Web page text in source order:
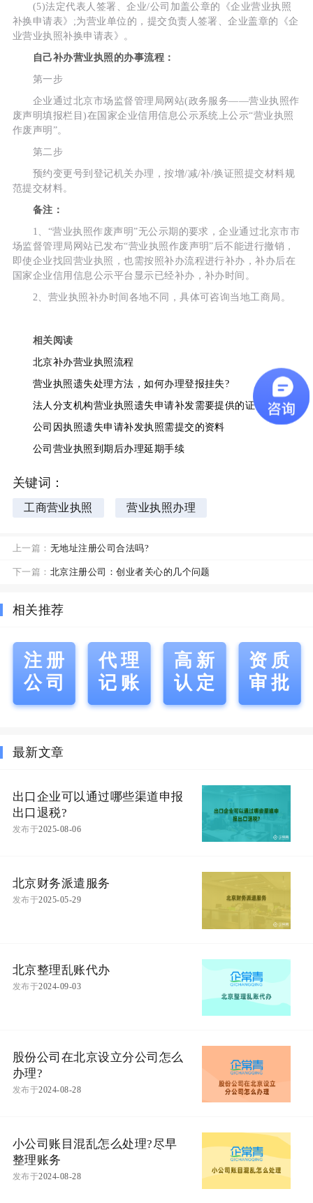
(5)法定代表人签署、企业/公司加盖公章的《企业营业执照
补换申请表》;为营业单位的，提交负责人签署、企业盖章的《企
业营业执照补换申请表》。
自己补办营业执照的办事流程：
第一步
企业通过北京市场监督管理局网站(政务服务——营业执照作
废声明填报栏目)在国家企业信用信息公示系统上公示“营业执照
作废声明”。
第二步
预约变更号到登记机关办理，按增/减/补/换证照提交材料规
范提交材料。
备注：
1、“营业执照作废声明”无公示期的要求，企业通过北京市市
场监督管理局网站已发布“营业执照作废声明”后不能进行撤销，
即使企业找回营业执照，也需按照补办流程进行补办，补办后在
国家企业信用信息公示平台显示已经补办，补办时间。
2、营业执照补办时间各地不同，具体可咨询当地工商局。
相关阅读
北京补办营业执照流程
营业执照遗失处理方法，如何办理登报挂失?
法人分支机构营业执照遗失申请补发需要提供的证件资料
公司因执照遗失申请补发执照需提交的资料
公司营业执照到期后办理延期手续
关键词：
工商营业执照 营业执照办理
上一篇： 无地址注册公司合法吗?
下一篇： 北京注册公司：创业者关心的几个问题
相关推荐
注册
公司
代理
记账
高新
认定
资质
审批
最新文章
出口企业可以通过哪些渠道申报
出口退税?
发布于2025-08-06
北京财务派遣服务
发布于2025-05-29
北京整理乱账代办
发布于2024-09-03
股份公司在北京设立分公司怎么
办理?
发布于2024-08-28
小公司账目混乱怎么处理?尽早
整理账务
发布于2024-08-28